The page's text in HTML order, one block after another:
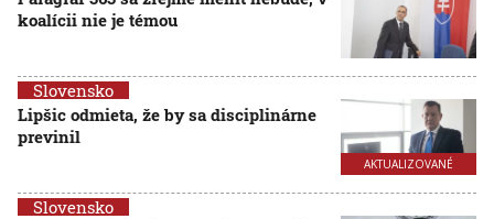
koalícii nie je témou
AKTUALIZOVANÉ
Slovensko
Lipšic odmieta, že by sa disciplinárne
previnil
Slovensko